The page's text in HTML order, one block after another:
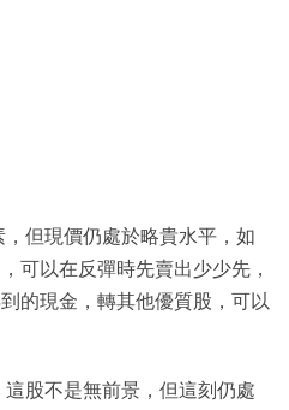
但現價仍處於略貴水平，如
可以在反彈時先賣出少少先，
的現金，轉其他優質股，可以
股不是無前景，但這刻仍處